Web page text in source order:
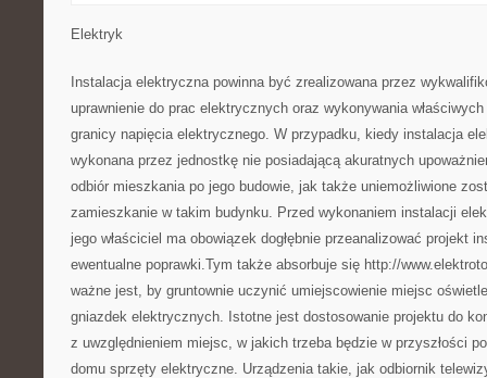
Elektryk
Instalacja elektryczna powinna być zrealizowana przez
uprawnienie do prac elektrycznych oraz wykonywania
granicy napięcia elektrycznego. W przypadku, kiedy instalacja
wykonana przez jednostkę nie posiadającą akuratnych
odbiór mieszkania po jego budowie, jak także uniemożliwione
zamieszkanie w takim budynku. Przed wykonaniem instalacji
jego właściciel ma obowiązek dogłębnie przeanalizować projekt
ewentualne poprawki.Tym także absorbuje się http://
ważne jest, by gruntownie uczynić umiejscowienie miejsc
gniazdek elektrycznych. Istotne jest dostosowanie projektu do
z uwzględnieniem miejsc, w jakich trzeba będzie w przyszłości
domu sprzęty elektryczne. Urządzenia takie, jak odbiornik